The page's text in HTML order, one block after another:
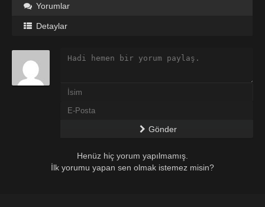
Yorumlar
Detaylar
Gönder
Henüz hiç yorum yapılmamış.
İlk yorumu yapan sen olmak istemez misin?